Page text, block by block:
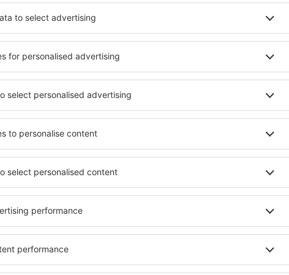
Meer hotels bekijken in Vezzano di Trento
in Vezzano di
aan zijn behoeften
hotel of
Is een goedkope
hulp kunt u voor
di Trento.
van het
en
zijn centraal
bent welkom voor
ook perfect voor
te doen. Kies een
voor uw reis of
Vezzano di Trento
Een verscheidenheid aan diensten
zijn enkele van de belangrijkste
ontworpen all-inclusive hotel. De
Trento garanderen de hoogste
een scala aan faciliteiten voor de
hoge kwaliteit bevinden zich op de
belangrijke amusement in
gratis parkeren en een kamer of
behoeften past. Een hotel met een
gewoonlijk gevarieerde opties
fitness, evenals activiteiten voor
accommodaties in Vezzano di
keuze voor stellen, gezinnen en
voor bedrijven die workshops voor
organiseren.